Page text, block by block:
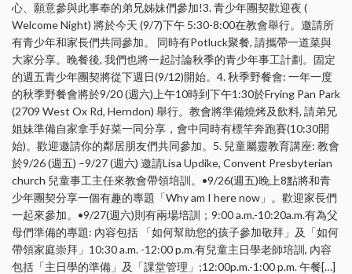
心、願意參與此事奉的弟兄姊妹們參加!3. 青少年團契歡迎夜 (
Welcome Night) 將於今天 (9/7)下午 5:30-8:00在教會舉行。邀請所
有青少年和家長們共同參加。 同時有Potluck聚餐, 請攜帶一道菜與
大家分享。晚餐後, 我們也將一起討論秋季的青少年事工計劃。固定
的週五青少年團契將從下週日(9/12)開始。4. 秋季野餐會: 一年一度
的秋季野餐會將於9/20 (週六)上午10時到下午1:30於Frying Pan Park
(2709 West Ox Rd, Herndon) 舉行。教會將準備燒烤及飲料, 請弟兄
姐妹準備自家拿手好菜一同分享，會中同時有標竿奔跑賽(10:30開
始)。歡迎邀請你的鄰居朋友們共同參加。5. 兒童屬靈教育講座: 教會
於9/26 (週五) –9/27 (週六) 邀請Lisa Updike, Convent Presbyterian
church 兒童事工主任來教會帶領培訓。•9/26(週五)晚上8點將和青
少年團契分享一個有趣的專題「Why am I here now」。歡迎家長們
一起來參加。•9/27(週六)則有兩場培訓；9:00 a.m.-10:20a.m.有為父
母們準備的專題: 內容包括 「如何幫助您的孩子參加敬拜」及「如何
帶領家庭崇拜」10:30 a.m. -12:00 p.m.有兒童主日學老師培訓, 內容
包括「主日學的準備」及「課堂管理」;12:00p.m.-1:00 p.m. 午餐[…]